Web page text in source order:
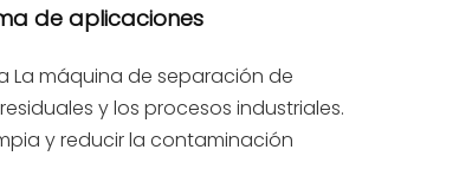
de aplicaciones
La máquina de separación de
y los procesos industriales.
y reducir la contaminación